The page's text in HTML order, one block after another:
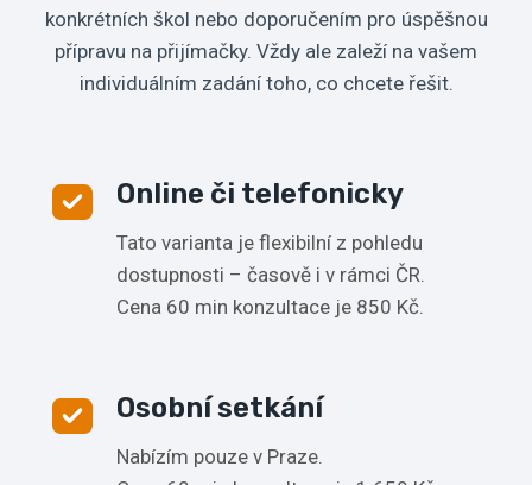
konkrétních škol nebo doporučením pro úspěšnou
přípravu na přijímačky. Vždy ale zaleží na vašem
individuálním zadání toho, co chcete řešit.
Online či telefonicky
Tato varianta je flexibilní z pohledu
dostupnosti – časově i v rámci ČR.
Cena 60 min konzultace je 850 Kč.
Osobní setkání
Nabízím pouze v Praze.